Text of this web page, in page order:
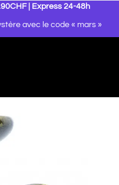
| Express 24-48h
avec le code « mars »